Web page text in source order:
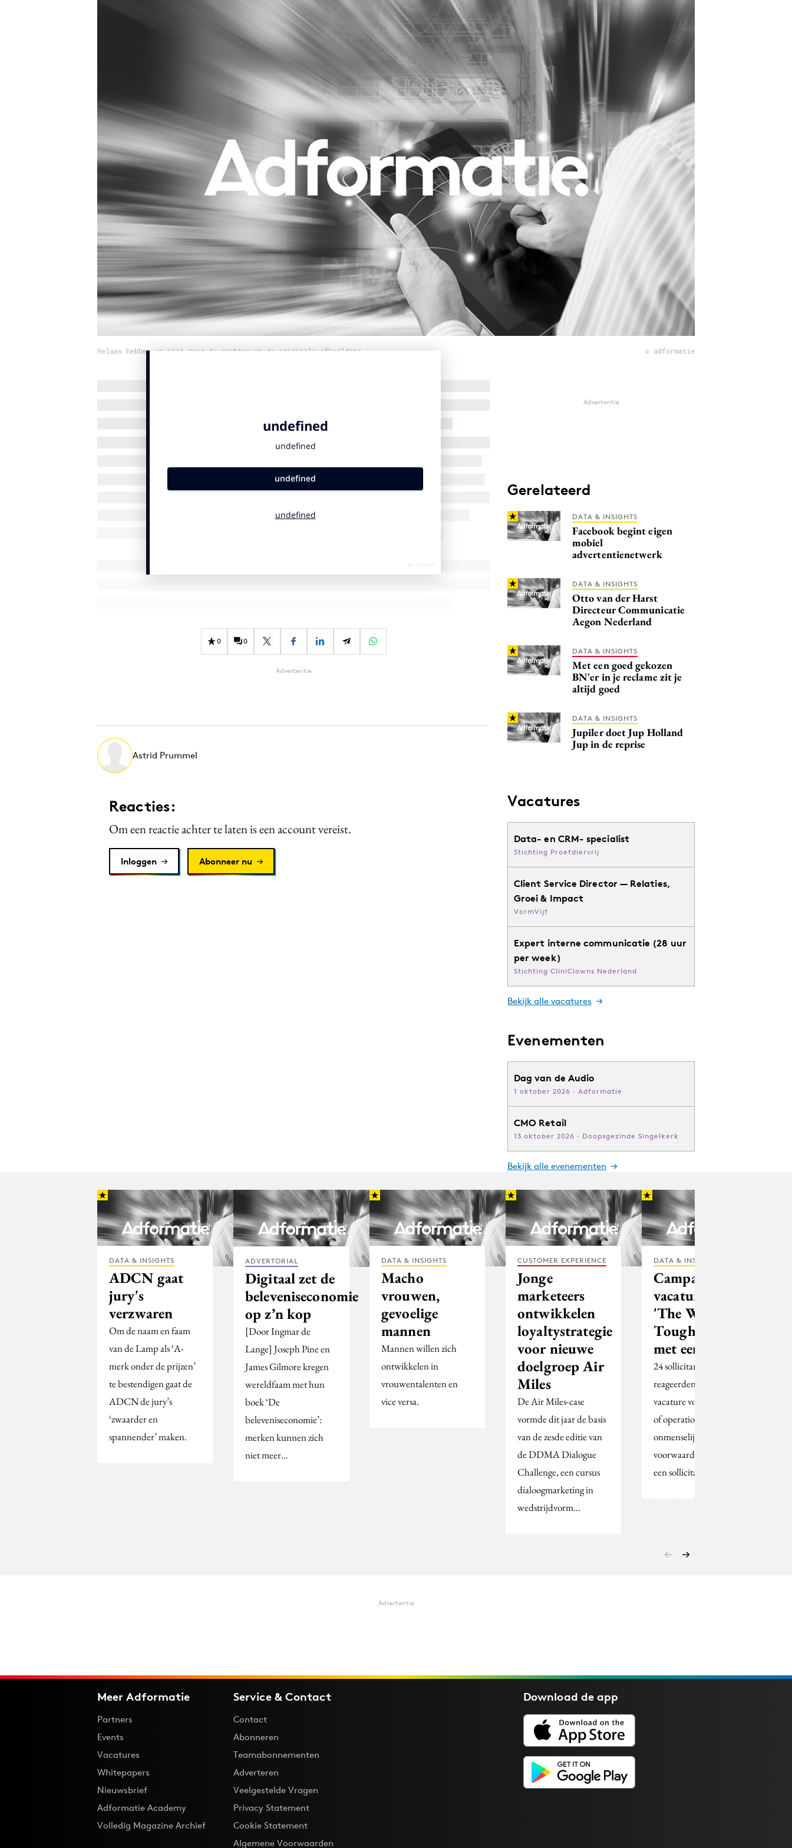
Influencer marketing
Interne communicatie
Purpose Marketing
Reputatie & crisis
Helaas hebben we niet meer de rechten op de originele afbeelding © adformatie
0 0
Advertentie
Astrid Prummel
Reacties:
Om een reactie achter te laten is een account vereist.
Inloggen Abonneer nu
Advertentie
Gerelateerd
DATA & INSIGHTS
Facebook begint eigen
mobiel
advertentienetwerk
DATA & INSIGHTS
Otto van der Harst
Directeur Communicatie
Aegon Nederland
DATA & INSIGHTS
Met een goed gekozen
BN'er in je reclame zit je
altijd goed
DATA & INSIGHTS
Jupiler doet Jup Holland
Jup in de reprise
Vacatures
Data- en CRM- specialist
Stichting Proefdiervrij
Client Service Director — Relaties,
Groei & Impact
VormVijf
Expert interne communicatie (28 uur
per week)
Stichting CliniClowns Nederland
Bekijk alle vacatures
Evenementen
Dag van de Audio
1 oktober 2026 · Adformatie
CMO Retail
13 oktober 2026 · Doopsgezinde Singelkerk
Bekijk alle evenementen
DATA & INSIGHTS
ADCN gaat
jury's
verzwaren
Om de naam en faam
van de Lamp als ‘A-
merk onder de prijzen’
te bestendigen gaat de
ADCN de jury’s
‘zwaarder en
spannender’ maken.
ADVERTORIAL
Digitaal zet de
beleveniseconomie
op z’n kop
[Door Ingmar de
Lange] Joseph Pine en
James Gilmore kregen
wereldfaam met hun
boek ‘De
beleveniseconomie’:
merken kunnen zich
niet meer…
DATA & INSIGHTS
Macho
vrouwen,
gevoelige
mannen
Mannen willen zich
ontwikkelen in
vrouwentalenten en
vice versa.
CUSTOMER EXPERIENCE
Jonge
marketeers
ontwikkelen
loyaltystrategie
voor nieuwe
doelgroep Air
Miles
De Air Miles-case
vormde dit jaar de basis
van de zesde editie van
de DDMA Dialogue
Challenge, een cursus
dialoogmarketing in
wedstrijdvorm…
DATA & INSIGHTS
Campagne:
vacature voor
'The World's
Toughest Job'
met een twist
24 sollicitanten
reageerden op een
vacature voor 'director
of operations' met
onmenselijke
voorwaarden. Het werd
een sollicitatiegesprek…
Advertentie
Meer Adformatie
Partners
Events
Vacatures
Whitepapers
Nieuwsbrief
Adformatie Academy
Volledig Magazine Archief
Service & Contact
Contact
Abonneren
Teamabonnementen
Adverteren
Veelgestelde Vragen
Privacy Statement
Cookie Statement
Algemene Voorwaarden
Download deapp